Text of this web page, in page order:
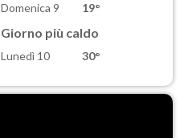
Domenica 9 19°
Giorno più caldo
Lunedì 10 30°